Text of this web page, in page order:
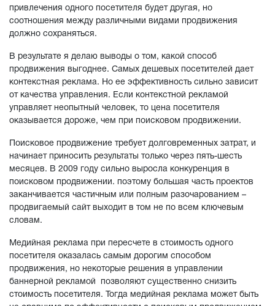
привлечения одного посетителя будет другая, но
соотношения между различными видами продвижения
должно сохраняться.
В результате я делаю выводы о том, какой способ
продвижения выгоднее. Самых дешевых посетителей дает
контекстная реклама. Но ее эффективность сильно зависит
от качества управления. Если контекстной рекламой
управляет неопытный человек, то цена посетителя
оказывается дороже, чем при поисковом продвижении.
Поисковое продвижение требует долговременных затрат, и
начинает приносить результаты только через пять-шесть
месяцев. В 2009 году сильно выросла конкуренция в
поисковом продвижении. поэтому большая часть проектов
заканчивается частичным или полным разочарованием –
продвигаемый сайт выходит в том не по всем ключевым
словам.
Медийная реклама при пересчете в стоимость одного
посетителя оказалась самым дорогим способом
продвижения, но некоторые решения в управлении
баннерной рекламой позволяют существенно снизить
стоимость посетителя. Тогда медийная реклама может быть